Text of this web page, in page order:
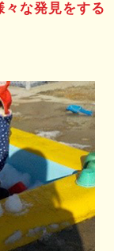
々な発見をする